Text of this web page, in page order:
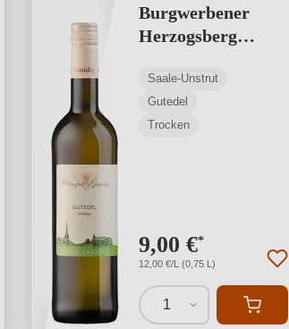
Burgwerbener
Herzogsberg
Saale-Unstrut
Gutedel
Trocken
9,00 €*
12,00 €/L (0,75 L)
1